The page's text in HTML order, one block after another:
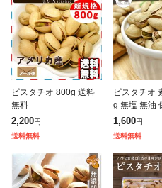
ピスタチオ 800g 送料
無料
2,200円
送料無料
ピスタチオ
g 無塩 無油
加 殻付 アメ
ッツ ピスタ
み ロースト
送料
1,600円
送料無料